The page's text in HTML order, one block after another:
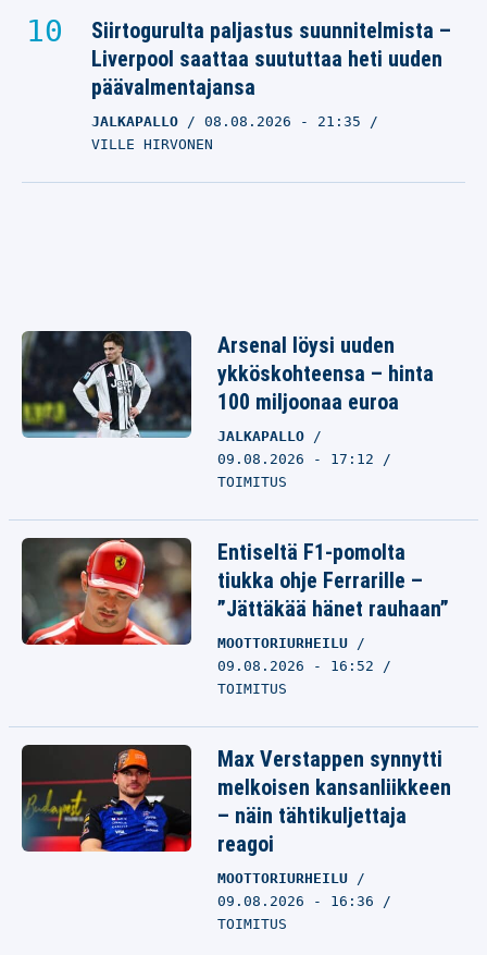
Siirtogurulta paljastus suunnitelmista –
Liverpool saattaa suututtaa heti uuden
päävalmentajansa
JALKAPALLO 08.08.2026 - 21:35
VILLE HIRVONEN
Arsenal löysi uuden
ykköskohteensa – hinta
100 miljoonaa euroa
JALKAPALLO
09.08.2026 - 17:12
TOIMITUS
Entiseltä F1-pomolta
tiukka ohje Ferrarille –
”Jättäkää hänet rauhaan”
MOOTTORIURHEILU
09.08.2026 - 16:52
TOIMITUS
Max Verstappen synnytti
melkoisen kansanliikkeen
– näin tähtikuljettaja
reagoi
MOOTTORIURHEILU
09.08.2026 - 16:36
TOIMITUS